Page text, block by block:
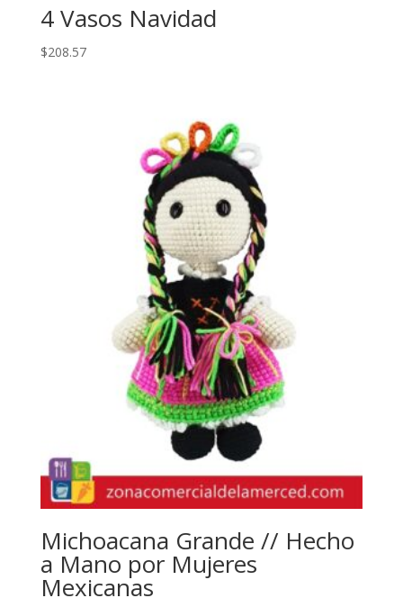
4 Vasos Navidad
$208.57
Michoacana Grande // Hecho
a Mano por Mujeres
Mexicanas